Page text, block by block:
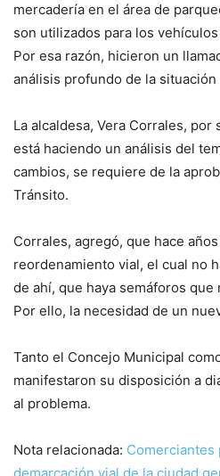
mercadería en el área de
son utilizados para los
Por esa razón, hicieron un
análisis profundo de la situación
La alcaldesa, Vera Corrales,
está haciendo un análisis del
cambios, se requiere de la
Tránsito.
Corrales, agregó, que hace
reordenamiento vial, el cual no
de ahí, que haya semáforos
Por ello, la necesidad de un
Tanto el Concejo Municipal
manifestaron su disposición a
al problema.
Nota relacionada: Comerciantes